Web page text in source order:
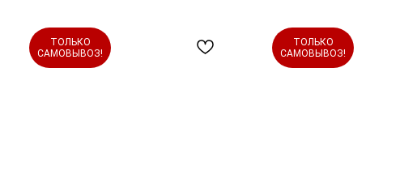
ТОЛЬКО
САМОВЫВОЗ!
ТОЛЬКО
САМОВЫВОЗ!